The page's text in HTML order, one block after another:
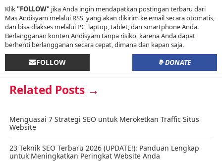
Klik"FOLLOW" jika Anda ingin mendapatkan postingan terbaru dari
Mas Andisyam melalui RSS, yang akan dikirim ke email secara otomatis,
dan bisa diakses melalui PC, laptop, tablet, dan smartphone Anda.
Berlangganan konten Andisyam tanpa risiko, karena Anda dapat
berhenti berlangganan secara cepat, dimana dan kapan saja.
FOLLOW DONATE
Related Posts →